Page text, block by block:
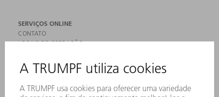
SERVIÇOS ONLINE
CONTATO
LOCAIS DE OPERAÇÃO
ASSINATURA DA NEWSLETTER
FICHAS DE DADOS DE SEGURANÇA
MÁQUINAS & SISTEMAS